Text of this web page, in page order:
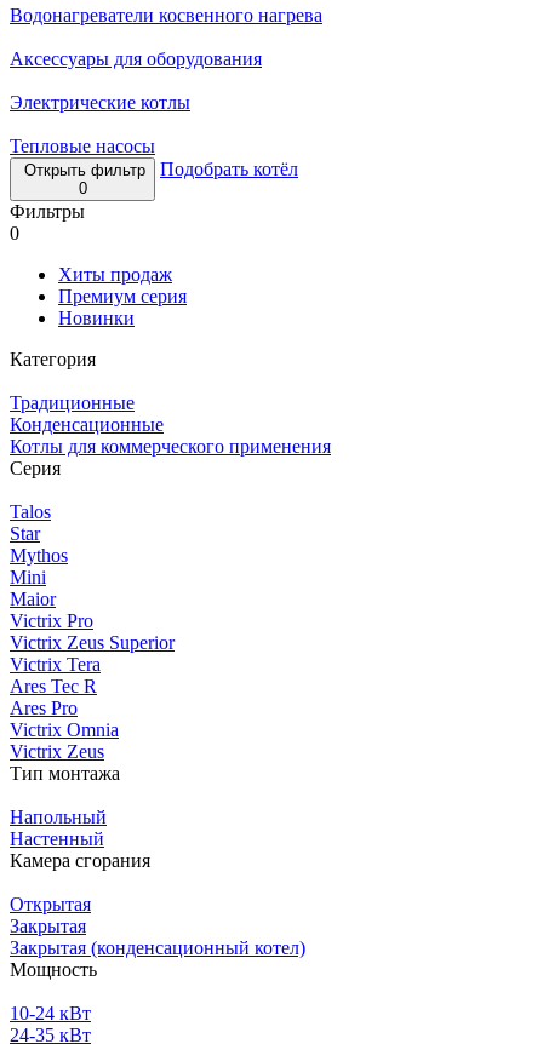
Водонагреватели косвенного нагрева
Аксессуары для оборудования
Электрические котлы
Тепловые насосы
Открыть фильтр
0
Подобрать котёл
Фильтры
0
Хиты продаж
Премиум серия
Новинки
Категория
Традиционные
Конденсационные
Котлы для коммерческого применения
Серия
Talos
Star
Mythos
Mini
Maior
Victrix Pro
Victrix Zeus Superior
Victrix Tera
Ares Tec R
Ares Pro
Victrix Omnia
Victrix Zeus
Тип монтажа
Напольный
Настенный
Камера сгорания
Открытая
Закрытая
Закрытая (конденсационный котел)
Мощность
10-24 кВт
24-35 кВт